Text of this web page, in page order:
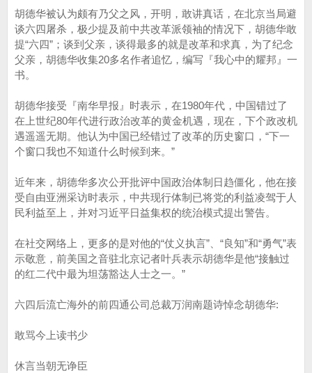
胡德华被认为颇有乃父之风，开明，敢讲真话，在北京当局避
谈六四屠杀，极少提及前中共改革派领袖的情况下，胡德华敢
提“六四”；谈到父亲，谈得最多的就是改革和求真，为了纪念
父亲，胡德华收集20多名作者追忆，编写『我心中的耀邦』一
书。
胡德华接受『南华早报』时表示，在1980年代，中国错过了
在上世纪80年代进行政治改革的黄金机遇，现在，下个政改机
遇遥遥无期。他认为中国已经错过了改革的历史窗口，“下一
个窗口我也不知道什么时候到来。”
近年来，胡德华多次公开批评中国政治体制日趋僵化，他在接
受自由亚洲采访时表示，中共现行体制已将党的利益凌驾于人
民利益至上，并对习近平日益集权的统治模式提出警告。
在社交网络上，更多的是对他的“仗义执言”、“良知”和“勇气”表
示敬意，前美国之音驻北京记者叶兵表示胡德华是他“接触过
的红二代中最为坦荡豁达人士之一。”
六四后流亡海外的前四通公司总裁万润南题诗悼念胡德华:
敢骂今上读书少
休言当朝无诤臣